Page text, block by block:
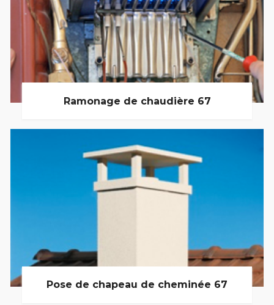
Ramonage de chaudière 67
Pose de chapeau de cheminée 67